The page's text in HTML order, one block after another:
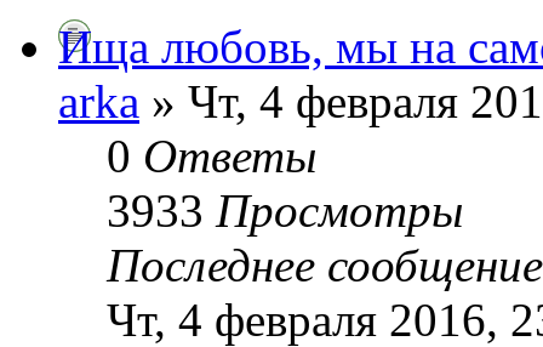
Ища любовь, мы на
arka » Чт, 4 февраля
0 Ответы
3933 Просмотры
Последнее
Чт, 4 февраля 2016,